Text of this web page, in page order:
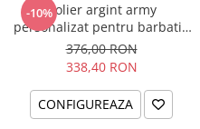
-10%Colier argint army
personalizat pentru barbati -
Busola iubirii
376,00 RON
338,40 RON
CONFIGUREAZA